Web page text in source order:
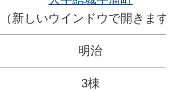
（新しいウインドウで開きます
明治
3棟